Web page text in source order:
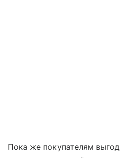
Пока же покупателям